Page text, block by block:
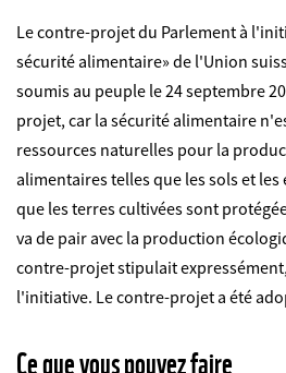
Le contre-projet du Parlement à
sécurité alimentaire» de l'Union
soumis au peuple le 24 septembre
projet, car la sécurité alimentaire
ressources naturelles pour la
alimentaires telles que les sols et
que les terres cultivées sont
va de pair avec la production
contre-projet stipulait
l'initiative. Le contre-projet a été
Ce que vous pouvez faire